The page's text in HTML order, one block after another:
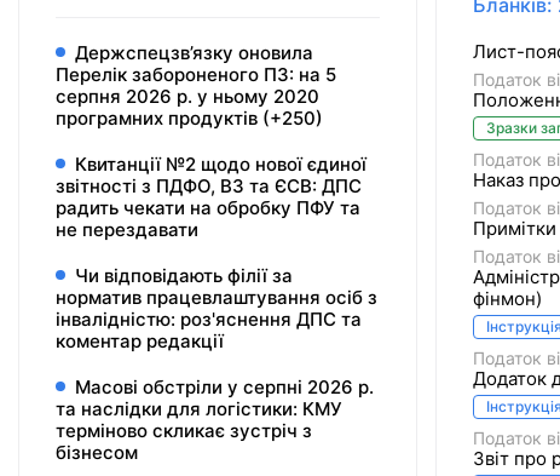
Бланків:
Лист-
Податок
Зразки
Податок
Наказ
Податок
Примітки
Податок
фінмон)
Податок
Додаток
Податок
Звіт
Держспецзв’язку оновила
Перелік забороненого ПЗ: на 5
серпня 2026 р. у ньому 2020
програмних продуктів (+250)
Квитанції №2 щодо нової єдиної
звітності з ПДФО, ВЗ та ЄСВ: ДПС
радить чекати на обробку ПФУ та
не перездавати
Чи відповідають філії за
норматив працевлаштування осіб з
інвалідністю: роз'яснення ДПС та
коментар редакції
Масові обстріли у серпні 2026 р.
та наслідки для логістики: КМУ
терміново скликає зустріч з
бізнесом